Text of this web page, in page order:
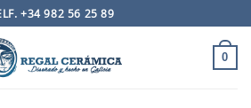
+34 982 56 25 89
0